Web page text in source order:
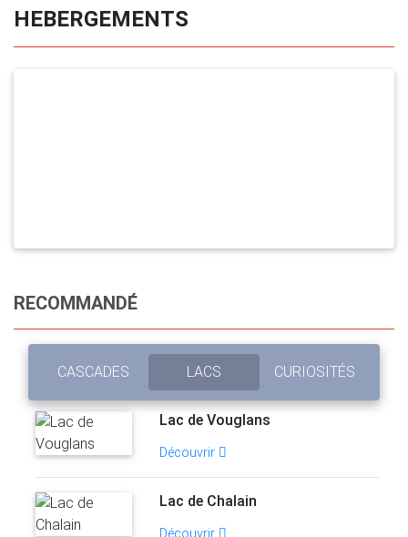
HEBERGEMENTS
RECOMMANDÉ
CASCADES LACS CURIOSITÉS
Lac de Vouglans
Découvrir
Lac de Chalain
Découvrir